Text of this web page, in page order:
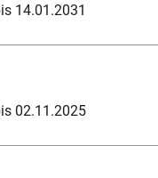
14.01.2031
02.11.2025